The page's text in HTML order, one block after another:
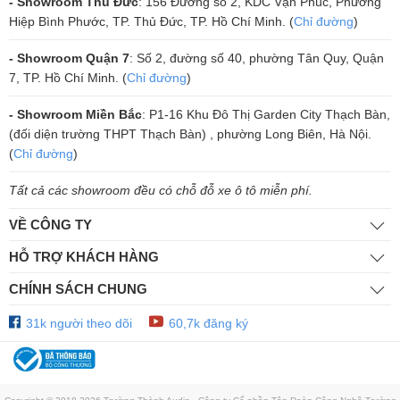
nhưng hãm lại chính xác. Âm trầm tạo ra mạnh mẽ, dứt khoát, có tốc
Hiệp Bình Phước, TP. Thủ Đức, TP. Hồ Chí Minh. (Chỉ đường)
- Showroom Quận 7: Số 2, đường số 40, phường Tân Quy, Quận
7, TP. Hồ Chí Minh. (Chỉ đường)
- Showroom Miền Bắc: P1-16 Khu Đô Thị Garden City Thạch Bàn,
(đối diện trường THPT Thạch Bàn) , phường Long Biên, Hà Nội.
(Chỉ đường)
Tất cả các showroom đều có chỗ đỗ xe ô tô miễn phí.
VỀ CÔNG TY
HỖ TRỢ KHÁCH HÀNG
CHÍNH SÁCH CHUNG
31k người theo dõi 60,7k đăng ký